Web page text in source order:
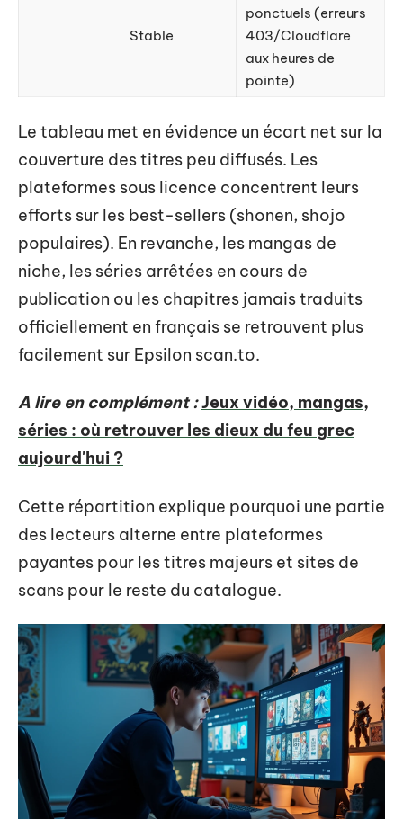
Stable
ponctuels (erreurs
403/Cloudflare
aux heures de
pointe)
Le tableau met en évidence un écart net sur la
couverture des titres peu diffusés. Les
plateformes sous licence concentrent leurs
efforts sur les best-sellers (shonen, shojo
populaires). En revanche, les mangas de
niche, les séries arrêtées en cours de
publication ou les chapitres jamais traduits
officiellement en français se retrouvent plus
facilement sur Epsilon scan.to.
A lire en complément :Jeux vidéo, mangas,
séries : où retrouver les dieux du feu grec
aujourd'hui ?
Cette répartition explique pourquoi une partie
des lecteurs alterne entre plateformes
payantes pour les titres majeurs et sites de
scans pour le reste du catalogue.